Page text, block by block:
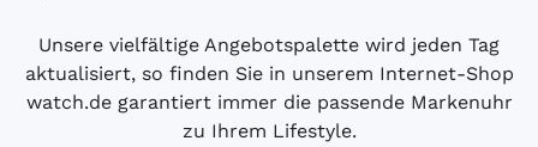
Unsere vielfältige Angebotspalette wird jeden Tag
aktualisiert, so finden Sie in unserem Internet-Shop
watch.de garantiert immer die passende Markenuhr
zu Ihrem Lifestyle.